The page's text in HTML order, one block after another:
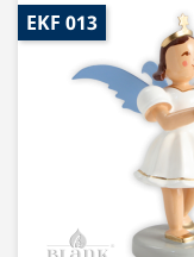
EKF 013